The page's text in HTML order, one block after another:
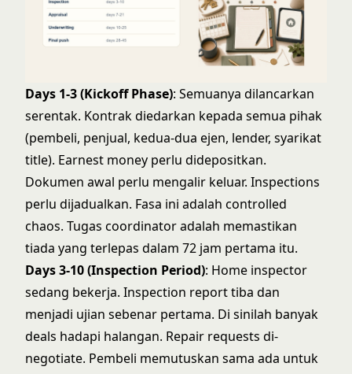
Days 1-3 (Kickoff Phase): Semuanya dilancarkan
serentak. Kontrak diedarkan kepada semua pihak
(pembeli, penjual, kedua-dua ejen, lender, syarikat
title). Earnest money perlu didepositkan.
Dokumen awal perlu mengalir keluar. Inspections
perlu dijadualkan. Fasa ini adalah controlled
chaos. Tugas coordinator adalah memastikan
tiada yang terlepas dalam 72 jam pertama itu.
Days 3-10 (Inspection Period): Home inspector
sedang bekerja. Inspection report tiba dan
menjadi ujian sebenar pertama. Di sinilah banyak
deals hadapi halangan. Repair requests di-
negotiate. Pembeli memutuskan sama ada untuk